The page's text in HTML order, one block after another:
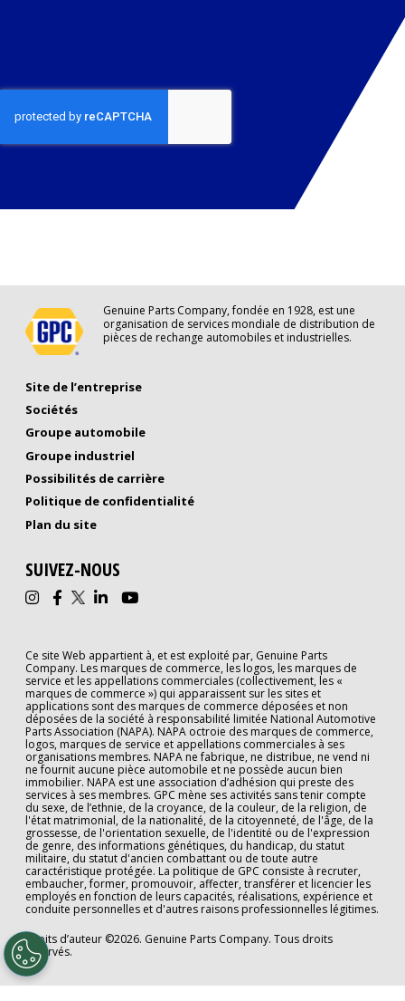
Genuine Parts Company, fondée en 1928, est une
organisation de services mondiale de distribution de
pièces de rechange automobiles et industrielles.
Site de l’entreprise
Sociétés
Groupe automobile
Groupe industriel
Possibilités de carrière
Politique de confidentialité
Plan du site
SUIVEZ-NOUS
Ce site Web appartient à, et est exploité par, Genuine Parts
Company. Les marques de commerce, les logos, les marques de
service et les appellations commerciales (collectivement, les «
marques de commerce ») qui apparaissent sur les sites et
applications sont des marques de commerce déposées et non
déposées de la société à responsabilité limitée National Automotive
Parts Association (NAPA). NAPA octroie des marques de commerce,
logos, marques de service et appellations commerciales à ses
organisations membres. NAPA ne fabrique, ne distribue, ne vend ni
ne fournit aucune pièce automobile et ne possède aucun bien
immobilier. NAPA est une association d’adhésion qui preste des
services à ses membres. GPC mène ses activités sans tenir compte
du sexe, de l’ethnie, de la croyance, de la couleur, de la religion, de
l'état matrimonial, de la nationalité, de la citoyenneté, de l'âge, de la
grossesse, de l'orientation sexuelle, de l'identité ou de l'expression
de genre, des informations génétiques, du handicap, du statut
militaire, du statut d'ancien combattant ou de toute autre
caractéristique protégée. La politique de GPC consiste à recruter,
embaucher, former, promouvoir, affecter, transférer et licencier les
employés en fonction de leurs capacités, réalisations, expérience et
conduite personnelles et d'autres raisons professionnelles légitimes.
Droits d’auteur ©2026. Genuine Parts Company. Tous droits
réservés.